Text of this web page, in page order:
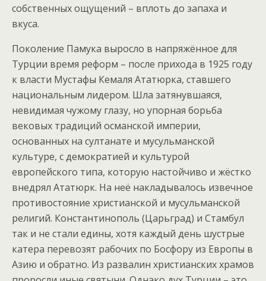
собственных ощущений – вплоть до запаха и
вкуса.
Поколение Памука выросло в напряжённое для
Турции время реформ – после прихода в 1925 году
к власти Мустафы Кемаля Ататюрка, ставшего
национальным лидером. Шла затянувшаяся,
невидимая чужому глазу, но упорная борьба
вековых традиций османской империи,
основанных на султанате и мусульманской
культуре, с демократией и культурой
европейского типа, которую настойчиво и жёстко
внедрял Ататюрк. На неё накладывалось извечное
противостояние христианской и мусульманской
религий. Константинополь (Царьград) и Стамбул
так и не стали едины, хотя каждый день шустрые
катера перевозят рабочих по Босфору из Европы в
Азию и обратно. Из развалин христианских храмов